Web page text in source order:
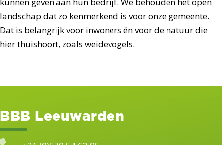
landschap dat zo kenmerkend is voor onze gemeente.
Dat is belangrijk voor inwoners én voor de natuur die
hier thuishoort, zoals weidevogels.
BBB Leeuwarden